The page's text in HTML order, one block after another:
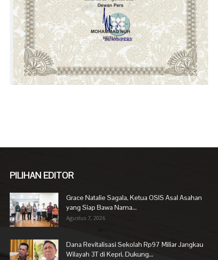
PILIHAN EDITOR
Grace Natalie Sagala, Ketua OSIS Asal Asahan
yang Siap Bawa Nama...
Agustus 7, 2026
Dana Revitalisasi Sekolah Rp97 Miliar Jangkau
Wilayah 3T di Kepri, Dukung...